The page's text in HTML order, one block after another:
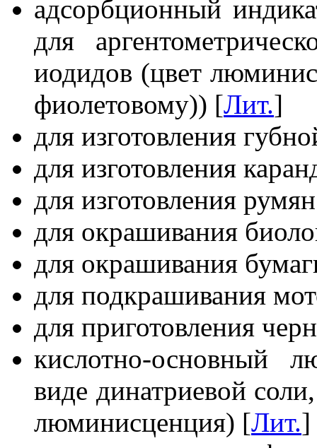
адсорбционный
для
иодидов (цвет
фиолетовому)) [Лит.]
для изготовления
для изготовления
для изготовления
для окрашивания
для окрашивания
для подкрашивания
для приготовления
кислотно-основный
виде динатриевой
люминисценция) [Лит.]